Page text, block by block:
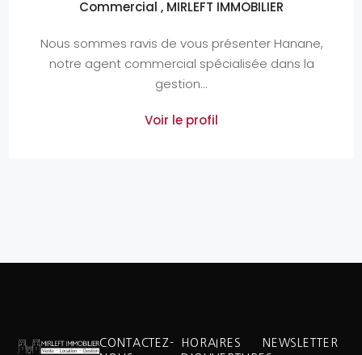
Commercial , MIRLEFT IMMOBILIER
Nous sommes ravis de vous présenter Hanane,
notre agent commercial spécialisée dans la
gestion...
Voir le profil
CONTACTEZ-
HORAIRES
NEWSLETTER